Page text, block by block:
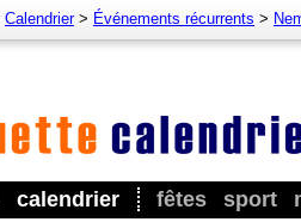
calendrier fêtes sport
Calendrier> Événements récurrents >